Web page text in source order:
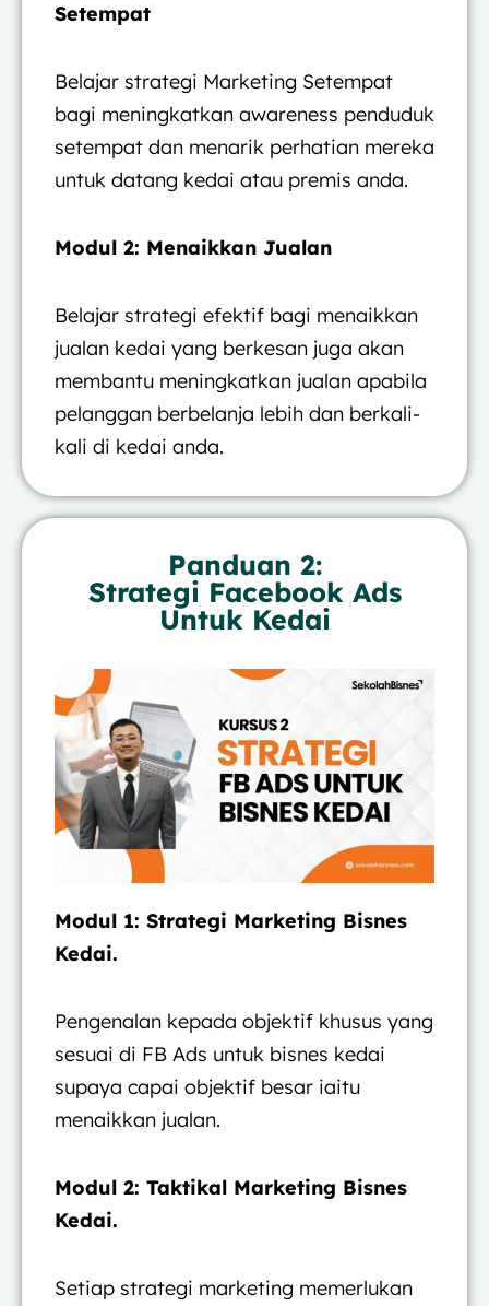
Setempat
Belajar strategi Marketing Setempat
bagi meningkatkan awareness penduduk
setempat dan menarik perhatian mereka
untuk datang kedai atau premis anda.
Modul 2: Menaikkan Jualan
Belajar strategi efektif bagi menaikkan
jualan kedai yang berkesan juga akan
membantu meningkatkan jualan apabila
pelanggan berbelanja lebih dan berkali-
kali di kedai anda.
Panduan 2:
Strategi Facebook Ads
Untuk Kedai
Modul 1: Strategi Marketing Bisnes
Kedai.
Pengenalan kepada objektif khusus yang
sesuai di FB Ads untuk bisnes kedai
supaya capai objektif besar iaitu
menaikkan jualan.
Modul 2: Taktikal Marketing Bisnes
Kedai.
Setiap strategi marketing memerlukan